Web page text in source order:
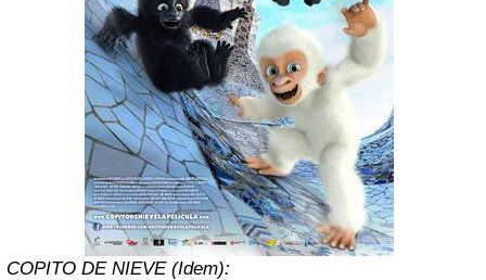
COPITO DE NIEVE (Idem):